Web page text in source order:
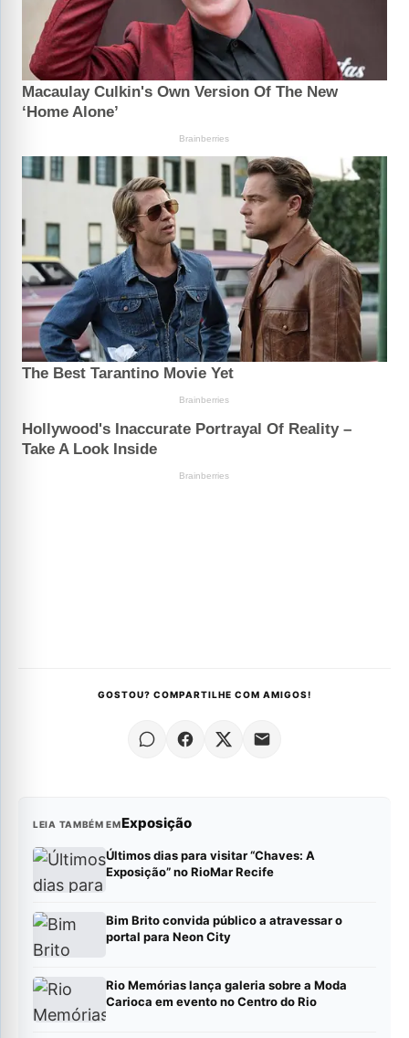
GOSTOU? COMPARTILHE COM AMIGOS!
LEIA TAMBÉM EMExposição
Últimos dias para visitar “Chaves: A
Exposição” no RioMar Recife
Bim Brito convida público a atravessar o
portal para Neon City
Rio Memórias lança galeria sobre a Moda
Carioca em evento no Centro do Rio